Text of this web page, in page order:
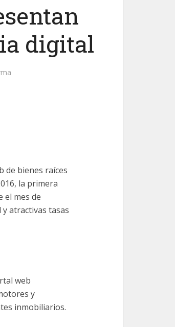
digital
de bienes raíces
la primera
el mes de
atractivas tasas
web
y
inmobiliarios.